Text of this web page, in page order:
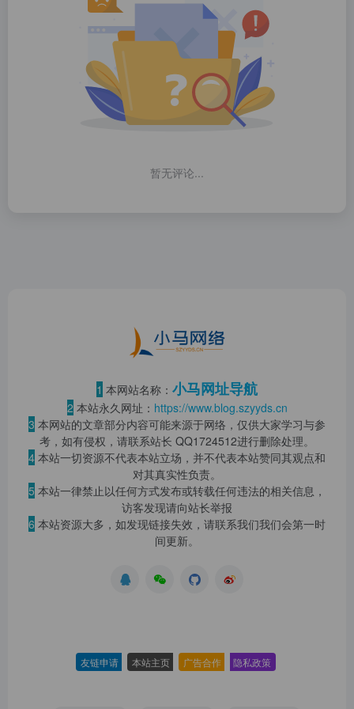
暂无评论...
1 本网站名称： 小马网址导航
2 本站永久网址： https://www.blog.szyyds.cn
3 本网站的文章部分内容可能来源于网络，仅供大家学习与参
考，如有侵权，请联系站长 QQ1724512进行删除处理。
4 本站一切资源不代表本站立场，并不代表本站赞同其观点和
对其真实性负责。
5 本站一律禁止以任何方式发布或转载任何违法的相关信息，
访客发现请向站长举报
6 本站资源大多，如发现链接失效，请联系我们我们会第一时
间更新。
友链申请 本站主页 广告合作 隐私政策